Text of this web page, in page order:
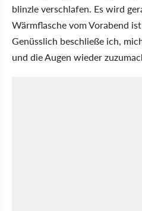
blinzle verschlafen. Es wird
Wärmflasche vom Vorabend
Genüsslich beschließe ich,
und die Augen wieder